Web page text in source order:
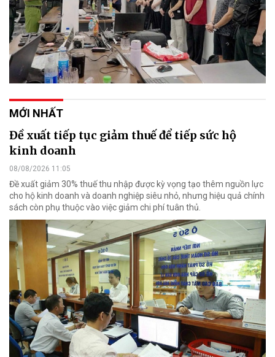
MỚI NHẤT
Đề xuất tiếp tục giảm thuế để tiếp sức hộ
kinh doanh
08/08/2026 11:05
Đề xuất giảm 30% thuế thu nhập được kỳ vọng tạo thêm nguồn lực
cho hộ kinh doanh và doanh nghiệp siêu nhỏ, nhưng hiệu quả chính
sách còn phụ thuộc vào việc giảm chi phí tuân thủ.